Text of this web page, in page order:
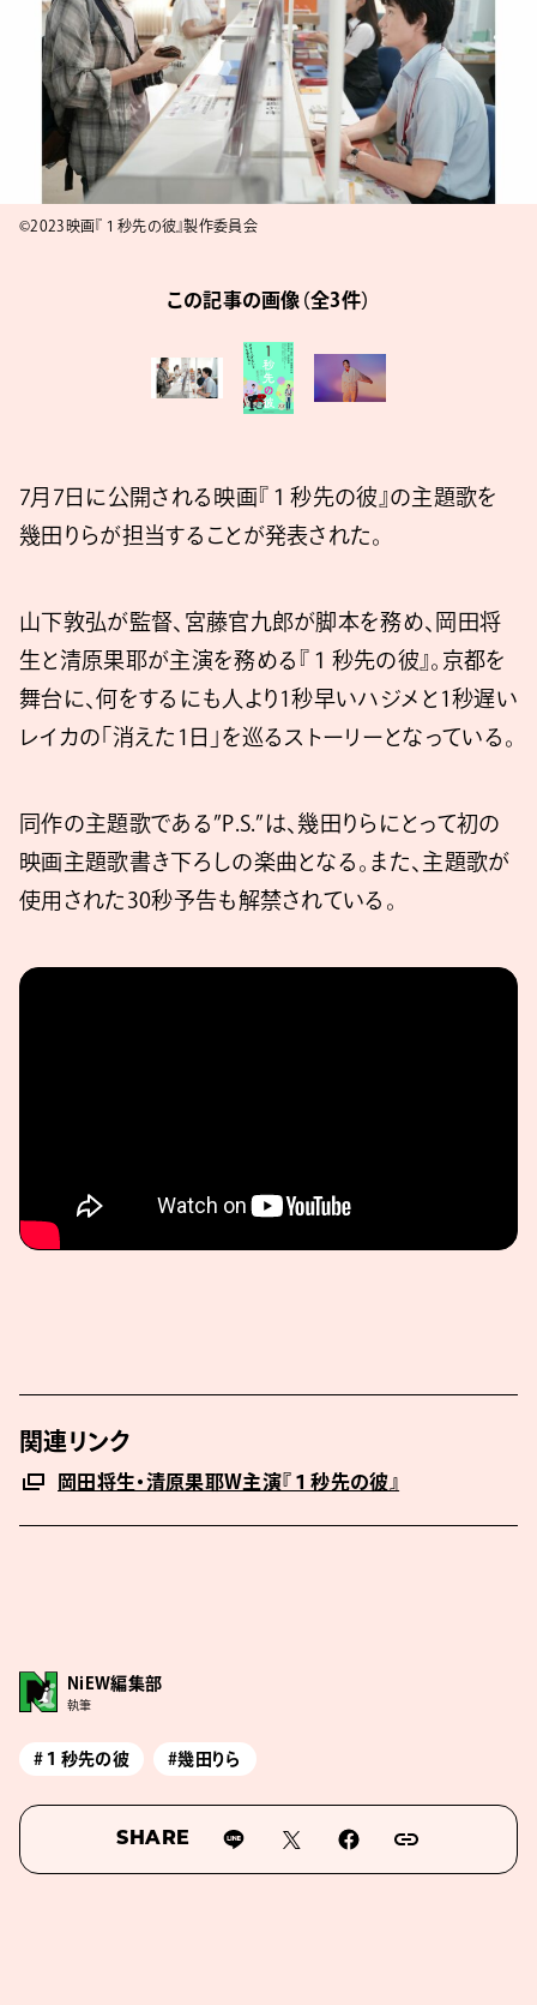
©2023映画『１秒先の彼』製作委員会
この記事の画像（全3件）
7月7日に公開される映画『１秒先の彼』の主題歌を
幾田りらが担当することが発表された。
山下敦弘が監督、宮藤官九郎が脚本を務め、岡田将
生と清原果耶が主演を務める『１秒先の彼』。京都を
舞台に、何をするにも人より1秒早いハジメと1秒遅い
レイカの「消えた1日」を巡るストーリーとなっている。
同作の主題歌である”P.S.”は、幾田りらにとって初の
映画主題歌書き下ろしの楽曲となる。また、主題歌が
使用された30秒予告も解禁されている。
関連リンク
岡田将生・清原果耶W主演『１秒先の彼』
NiEW編集部
執筆
#１秒先の彼 #幾田りら
SHARE